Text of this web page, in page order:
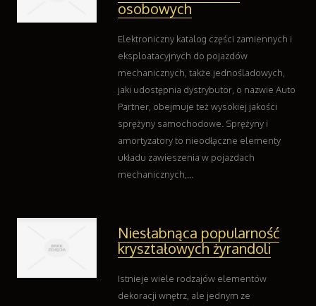
Kontakt
osobowych
Elektroniczny katalog części zamiennych i
eksploatacyjnych do pojazdów
mechanicznych, także jednośladowych,
jaki udostępnia dystrybutor, o nazwie Auto
Partner, obejmuje też wysokiej jakości
sprężyny samochodowe. Sprężyny i
amortyzatory to nieodłączne elementy
układu zawieszenia w pojazdach
mechanicznych,...
Niesłabnąca popularność
kryształowych żyrandoli
Istnieje wiele rodzajów elementów
dekoracji wnętrz, ale jednym ze